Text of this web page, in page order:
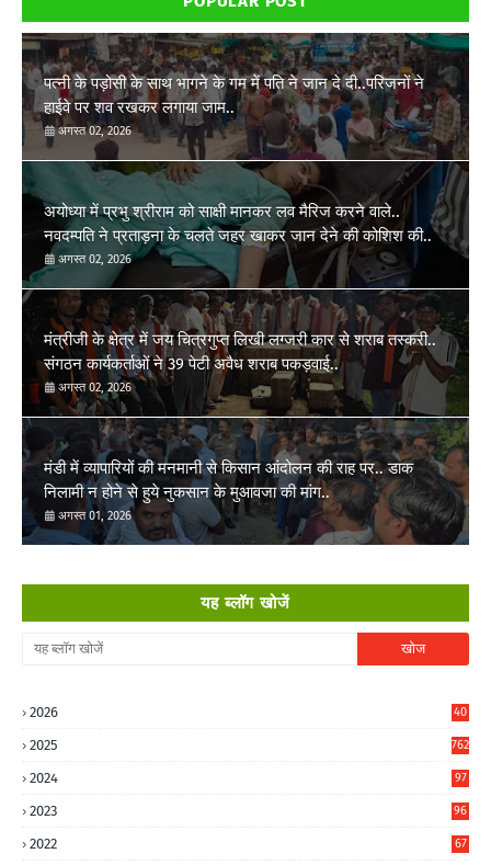
पत्नी के पड़ोसी के साथ भागने के गम में पति ने जान दे दी..परिजनों ने
हाईवे पर शव रखकर लगाया जाम..
अगस्त 02, 2026
अयोध्या में प्रभु श्रीराम को साक्षी मानकर लव मैरिज करने वाले..
नवदम्पति ने प्रताड़ना के चलते जहर खाकर जान देने की कोशिश की..
अगस्त 02, 2026
मंत्रीजी के क्षेत्र में जय चित्रगुप्त लिखी लग्जरी कार से शराब तस्करी..
संगठन कार्यकर्ताओं ने 39 पेटी अवैध शराब पकड़वाई..
अगस्त 02, 2026
मंडी में व्यापारियों की मनमानी से किसान आंदोलन की राह पर.. डाक
निलामी न होने से हुये नुकसान के मुआवजा की मांग..
अगस्त 01, 2026
यह ब्लॉग खोजें
2026
40
2025 762
2024
97
2023
96
2022
67